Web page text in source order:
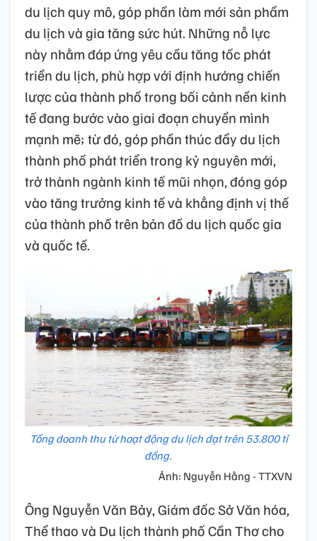
du lịch quy mô, góp phần làm mới sản phẩm
du lịch và gia tăng sức hút. Những nỗ lực
này nhằm đáp ứng yêu cầu tăng tốc phát
triển du lịch, phù hợp với định hướng chiến
lược của thành phố trong bối cảnh nền kinh
tế đang bước vào giai đoạn chuyển mình
mạnh mẽ; từ đó, góp phần thúc đẩy du lịch
thành phố phát triển trong kỷ nguyên mới,
trở thành ngành kinh tế mũi nhọn, đóng góp
vào tăng trưởng kinh tế và khẳng định vị thế
của thành phố trên bản đồ du lịch quốc gia
và quốc tế.
Tổng doanh thu từ hoạt động du lịch đạt trên 53.800 tỉ
đồng.
Ảnh: Nguyễn Hằng - TTXVN
Ông Nguyễn Văn Bảy, Giám đốc Sở Văn hóa,
Thể thao và Du lịch thành phố Cần Thơ cho